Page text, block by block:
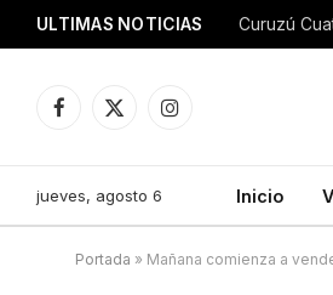
ULTIMAS NOTICIAS
Facebook
X
Instagram
jueves, agosto 6 Inicio
Portada » Mañana comienza a